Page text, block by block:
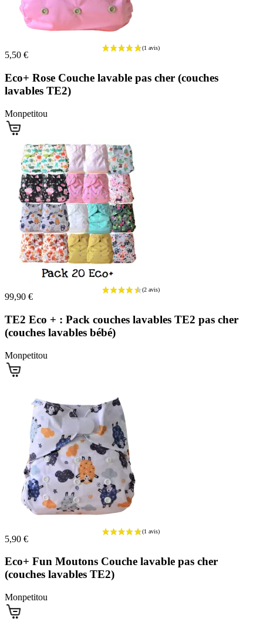
5,50 €
Eco+ Rose Couche lavable pas cher (couches
lavables TE2)
Monpetitou
99,90 €
TE2 Eco + : Pack couches lavables TE2 pas cher
(couches lavables bébé)
Monpetitou
5,90 €
Eco+ Fun Moutons Couche lavable pas cher
(couches lavables TE2)
Monpetitou